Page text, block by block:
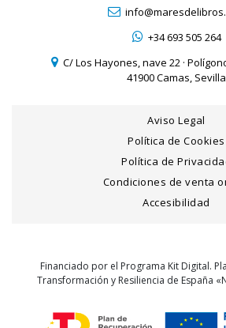
+34 693 505 264
C/ Los Hayones, nave 22 ·
41900 Camas, Sevilla
Aviso Legal
Política de Cookies
Política de
Condiciones de venta
Accesibilidad
Financiado por el Programa Kit Digital.
Transformación y Resiliencia de España